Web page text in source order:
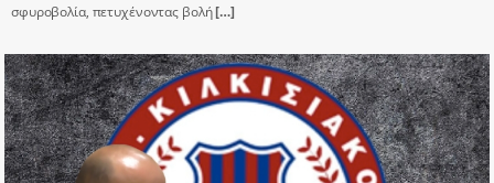
σφυροβολία, πετυχένοντας βολή[…]